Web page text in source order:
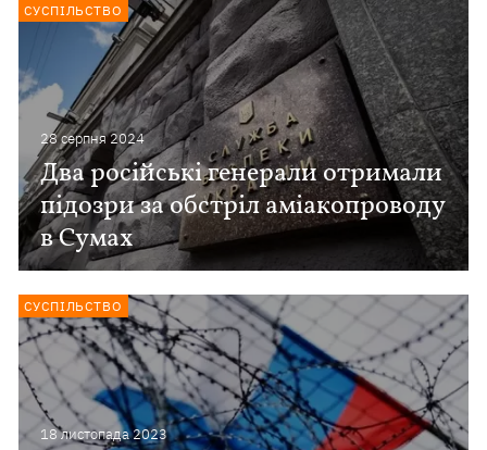
28 серпня 2024
Два російські генерали отримали
підозри за обстріл аміакопроводу
в Сумах
СУСПІЛЬСТВО
18 листопада 2023
СУСПІЛЬСТВО